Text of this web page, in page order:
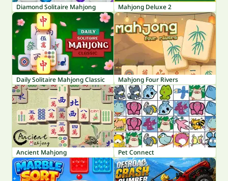
Diamond Solitaire Mahjong Mahjong Deluxe 2
Daily Solitaire Mahjong Classic Mahjong Four Rivers
Ancient Mahjong Pet Connect